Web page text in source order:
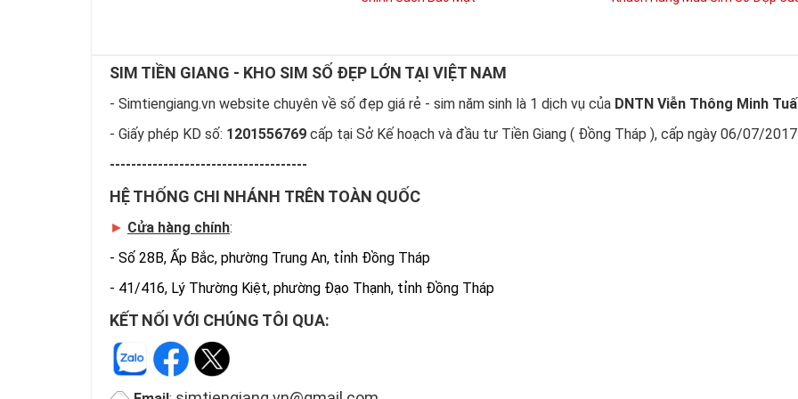
SIM TIỀN GIANG - KHO SIM SỐ ĐẸP LỚN TẠI VIỆT NAM
- Simtiengiang.vn website chuyên về số đẹp giá rẻ - sim năm sinh là 1 dịch vụ của DNTN Viễn Thông Minh
- Giấy phép KD số: 1201556769 cấp tại Sở Kế hoạch và đầu tư Tiền Giang ( Đồng Tháp ), cấp ngày 06/07/2017
-------------------------------------
HỆ THỐNG CHI NHÁNH TRÊN TOÀN QUỐC
► Cửa hàng chính:
- Số 28B, Ấp Bắc, phường Trung An, tỉnh Đồng Tháp
- 41/416, Lý Thường Kiệt, phường Đạo Thạnh, tỉnh Đồng Tháp
KẾT NỐI VỚI CHÚNG TÔI QUA: